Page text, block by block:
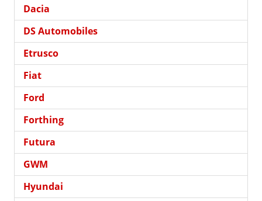
Dacia
DS Automobiles
Etrusco
Fiat
Ford
Forthing
Futura
GWM
Hyundai